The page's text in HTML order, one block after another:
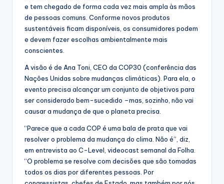
e tem chegado de forma cada vez mais ampla às mãos
de pessoas comuns. Conforme novos produtos
sustentáveis ficam disponíveis, os consumidores podem
e devem fazer escolhas ambientalmente mais
conscientes.
A visão é de Ana Toni, CEO da COP30 (conferência das
Nações Unidas sobre mudanças climáticas). Para ela, o
evento precisa alcançar um conjunto de objetivos para
ser considerado bem-sucedido –mas, sozinho, não vai
causar a mudança de que o planeta precisa.
“Parece que a cada COP é uma bala de prata que vai
resolver o problema da mudança do clima. Não é”, diz,
em entrevista ao C-Level, videocast semanal da Folha.
“O problema se resolve com decisões que são tomadas
todos os dias por diferentes pessoas. Por